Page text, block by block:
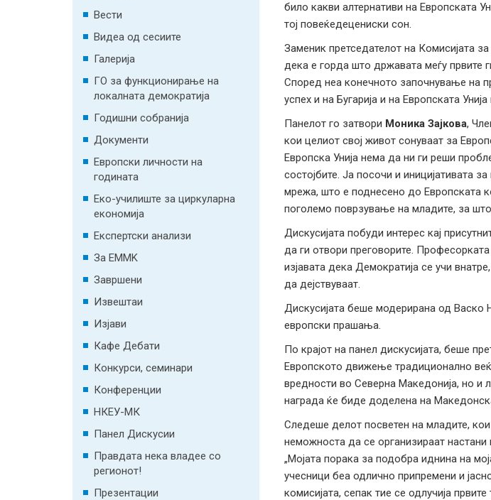
Вести
Видеа од сесиите
Галерија
ГО за функционирање на
локалната демократија
Годишни собранија
Документи
Европски личности на
годината
Еко-училиште за циркуларна
економија
Експертски анализи
За EMMK
Завршени
Извештаи
Изјави
Кафе Дебати
Конкурси, семинари
Конференции
НКЕУ-МК
Панел Дискусии
Правдата нека владее со
регионот!
Презентации
било какви алтернативи на Европската
тој повеќедецениски сон.
Заменик претседателот на Комисијата
дека е горда што државата меѓу првите
Според неа конечното започнување на
успех и на Бугарија и на Европската
Панелот го затвори Моника Зајкова,
кои целиот свој живот сонуваат за
Европска Унија нема да ни ги реши
состојбите. Ја посочи и иницијативата
мрежа, што е поднесено до Европската
поголемо поврзување на младите, за
Дискусијата побуди интерес кај
да ги отвори преговорите. Професорката
изјавата дека Демократија се учи
да дејствуваат.
Дискусијата беше модерирана од Васко
европски прашања.
По крајот на панел дискусијата, беше
Европското движење традиционално
вредности во Северна Македонија, но и
награда ќе биде доделена на
Следеше делот посветен на младите,
неможноста да се организираат
„Мојата порака за подобра иднина на
учесници беа одлично припремени и
комисијата, сепак тие се одлучија